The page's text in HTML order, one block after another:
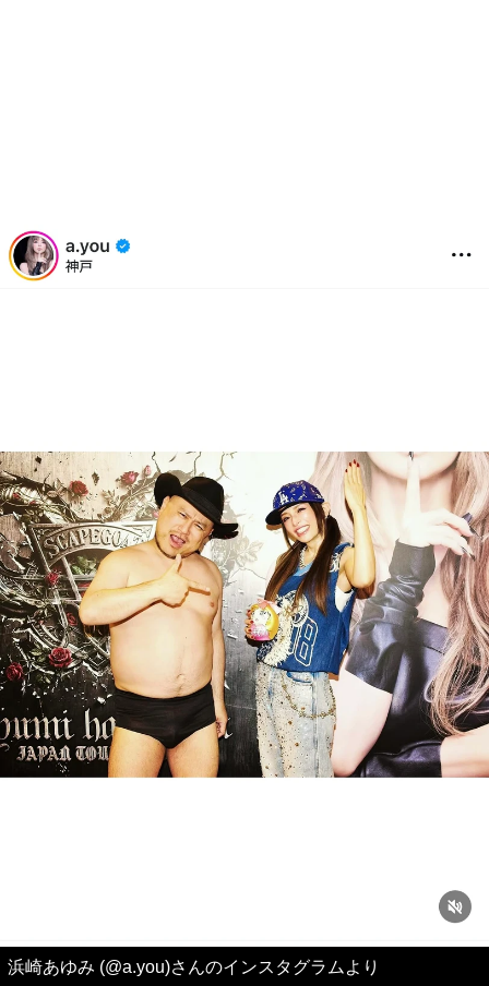
浜崎あゆみ (@a.you)さんのインスタグラムより